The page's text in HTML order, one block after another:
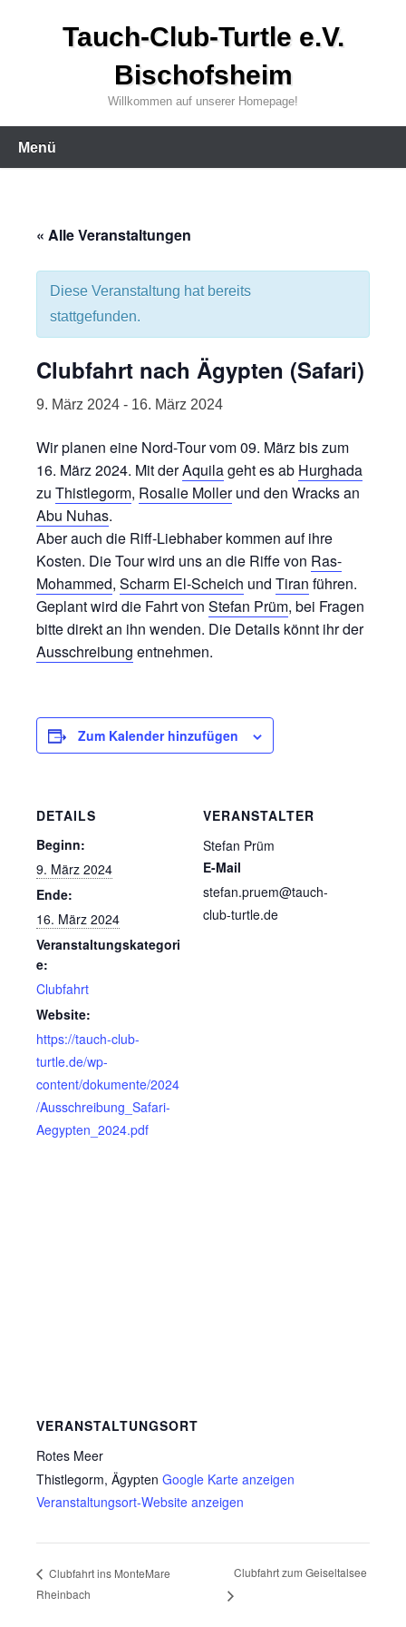
Tauch-Club-Turtle e.V.
Bischofsheim
Willkommen auf unserer Homepage!
Menü
« Alle Veranstaltungen
Diese Veranstaltung hat bereits
stattgefunden.
Clubfahrt nach Ägypten (Safari)
9. März 2024 - 16. März 2024
Wir planen eine Nord-Tour vom 09. März bis zum
16. März 2024. Mit derAquilageht es ab Hurghada
zu Thistlegorm, Rosalie Mollerund den Wracks an
Abu Nuhas.
Aber auch die Riff-Liebhaber kommen auf ihre
Kosten. Die Tour wird uns an die Riffe von Ras-
Mohammed, Scharm El-Scheich und Tiran führen.
Geplant wird die Fahrt von Stefan Prüm, bei Fragen
bitte direkt an ihn wenden. Die Details könnt ihr der
Ausschreibung entnehmen.
Zum Kalender hinzufügen
DETAILS
Beginn:
9. März 2024
Ende:
16. März 2024
Veranstaltungskategori
e:
Clubfahrt
Website:
https://tauch-club-
turtle.de/wp-
content/dokumente/2024
/Ausschreibung_Safari-
Aegypten_2024.pdf
VERANSTALTER
Stefan Prüm
E-Mail
stefan.pruem@tauch-
club-turtle.de
VERANSTALTUNGSORT
Rotes Meer
Thistlegorm, Ägypten Google Karte anzeigen
Veranstaltungsort-Website anzeigen
Clubfahrt ins MonteMare
Rheinbach
Clubfahrt zum Geiseltalsee